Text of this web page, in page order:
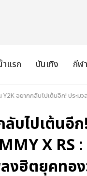
าแรก บันเทิง กีฬา
Y2K อยากกลับไปเต้นอีก! ประม
บไปเต้นอี
X RS
งฮิตยุคทอ